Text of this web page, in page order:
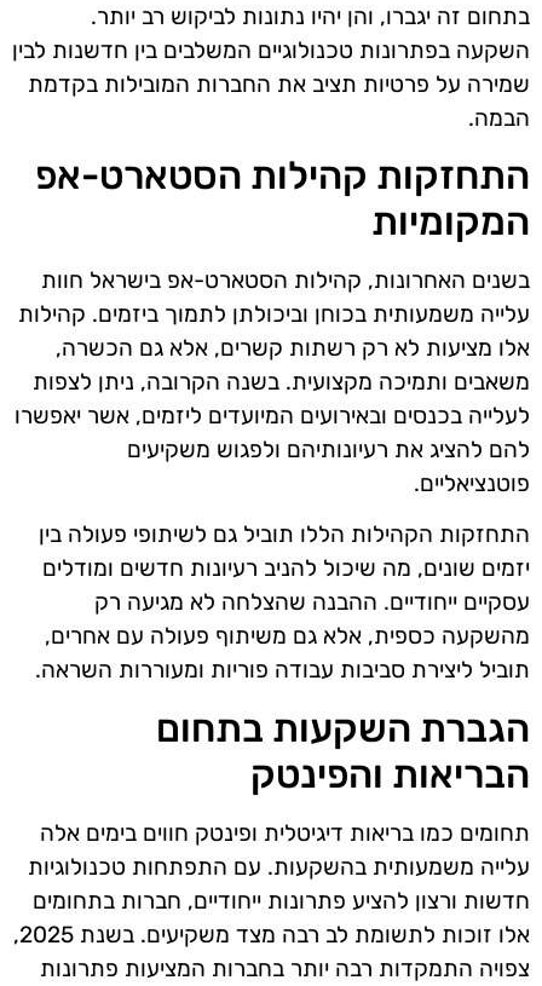
בתחום זה יגברו, והן יהיו נתונות לביקוש רב יותר.
השקעה בפתרונות טכנולוגיים המשלבים בין חדשנות לבין
שמירה על פרטיות תציב את החברות המובילות בקדמת
הבמה.
התחזקות קהילות הסטארט-אפ
המקומיות
בשנים האחרונות, קהילות הסטארט-אפ בישראל חוות
עלייה משמעותית בכוחן וביכולתן לתמוך ביזמים. קהילות
אלו מציעות לא רק רשתות קשרים, אלא גם הכשרה,
משאבים ותמיכה מקצועית. בשנה הקרובה, ניתן לצפות
לעלייה בכנסים ובאירועים המיועדים ליזמים, אשר יאפשרו
להם להציג את רעיונותיהם ולפגוש משקיעים
פוטנציאליים.
התחזקות הקהילות הללו תוביל גם לשיתופי פעולה בין
יזמים שונים, מה שיכול להניב רעיונות חדשים ומודלים
עסקיים ייחודיים. ההבנה שהצלחה לא מגיעה רק
מהשקעה כספית, אלא גם משיתוף פעולה עם אחרים,
תוביל ליצירת סביבות עבודה פוריות ומעוררות השראה.
הגברת השקעות בתחום
הבריאות והפינטק
תחומים כמו בריאות דיגיטלית ופינטק חווים בימים אלה
עלייה משמעותית בהשקעות. עם התפתחות טכנולוגיות
חדשות ורצון להציע פתרונות ייחודיים, חברות בתחומים
אלו זוכות לתשומת לב רבה מצד משקיעים. בשנת 2025,
צפויה התמקדות רבה יותר בחברות המציעות פתרונות